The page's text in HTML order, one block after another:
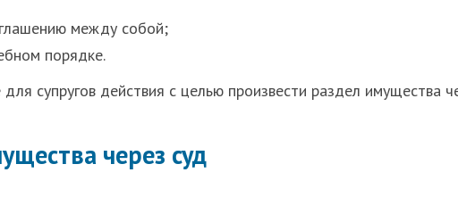
между собой;
порядке.
супругов действия с целью произвести раздел имущества
через суд